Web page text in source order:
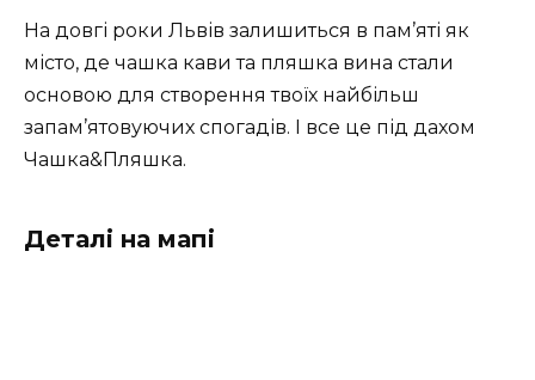
На довгі роки Львів залишиться в пам’яті як
місто, де чашка кави та пляшка вина стали
основою для створення твоїх найбільш
запам’ятовуючих спогадів. І все це під дахом
Чашка&Пляшка.
Деталі на мапі